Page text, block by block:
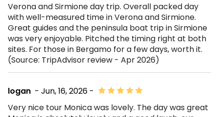
Verona and Sirmione day trip. Overall packed day
with well-measured time in Verona and Sirmione.
Great guides and the peninsula boat trip in Sirmione
was very enjoyable. Pitched the timing right at both
sites. For those in Bergamo for a few days, worth it.
(Source: TripAdvisor review - Apr 2026)
- Jun, 16, 2026 -
logan
Very nice tour Monica was lovely. The day was great